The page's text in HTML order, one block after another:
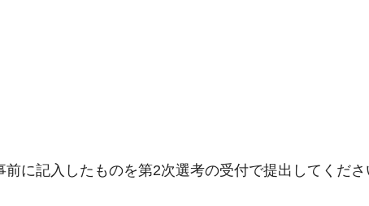
に記入したものを第2次選考の受付で提出してくださ